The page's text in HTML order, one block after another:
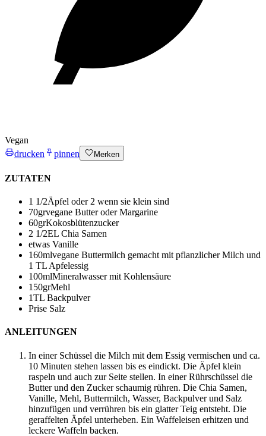
Vegan
drucken
pinnen Merken
ZUTATEN
1 1/2Äpfel oder 2 wenn sie klein sind
70grvegane Butter oder Margarine
60grKokosblütenzucker
2 1/2EL Chia Samen
etwas Vanille
160mlvegane Buttermilch gemacht mit pflanzlicher Milch und
1 TL Apfelessig
100mlMineralwasser mit Kohlensäure
150grMehl
1TL Backpulver
Prise Salz
ANLEITUNGEN
In einer Schüssel die Milch mit dem Essig vermischen und ca.
10 Minuten stehen lassen bis es eindickt. Die Äpfel klein
raspeln und auch zur Seite stellen. In einer Rührschüssel die
Butter und den Zucker schaumig rühren. Die Chia Samen,
Vanille, Mehl, Buttermilch, Wasser, Backpulver und Salz
hinzufügen und verrühren bis ein glatter Teig entsteht. Die
geraffelten Äpfel unterheben. Ein Waffeleisen erhitzen und
leckere Waffeln backen.